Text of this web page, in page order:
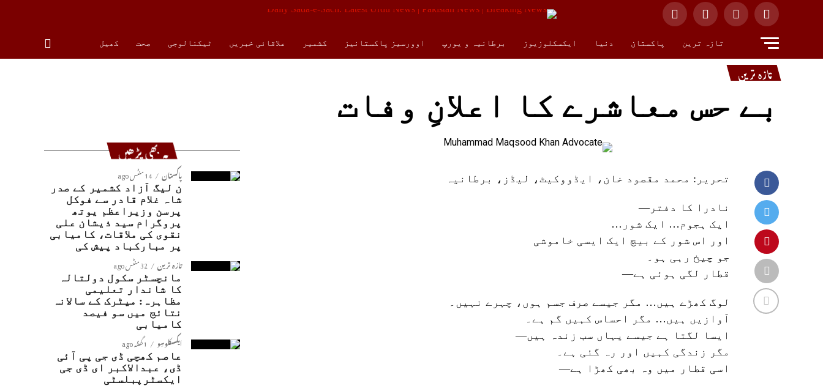
تازہ ترین پاکستان دنیا ایکسکلوزیوز برطانیہ و یورپ اوورسیز پاکستانیز کشمیر علاقائی خبریں ٹیکنالوجی صحت کھیل
تازہ ترین
بے حس معاشرے کا اعلانِ وفات
تحریر: محمد مقصود خان، ایڈووکیٹ، لیڈز، برطانیہ
نادرا کا دفتر—
ایک ہجوم… ایک شور…
اور اس شور کے بیچ ایک ایسی خاموشی
جو چیخ رہی ہو۔
قطار لگی ہوئی ہے—
لوگ کھڑے ہیں… مگر جیسے صرف جسم ہوں، چہرے نہیں۔
آوازیں ہیں… مگر احساس کہیں گم ہے۔
ایسا لگتا ہے جیسے یہاں سب زندہ ہیں—
مگر زندگی کہیں اور رہ گئی ہے۔
اسی قطار میں وہ بھی کھڑا ہے—
یہ بھی پڑھیں
پاکستان 14 منٹس ago
ن لیگ آزاد کشمیر کے صدر
شاہ غلام قادر سے فوکل
پرسن وزیراعظم یوتھ
پروگرام سید ذیشان علی
نقوی کی ملاقات، کامیابی
پر مبارکباد پیش کی
تازہ ترین 32 منٹس ago
مانچسٹر سکول دولتالہ
کا شاندار تعلیمی
مظاہرہ: میٹرک کے سالانہ
نتائج میں سو فیصد
کامیابی
ایکسکلوسِو 1 گھنٹہ ago
عاصم کھچی ڈی جی پی آئی
ڈی، عبدالاکبر ای ڈی جی
ایکسٹرپبلسٹی